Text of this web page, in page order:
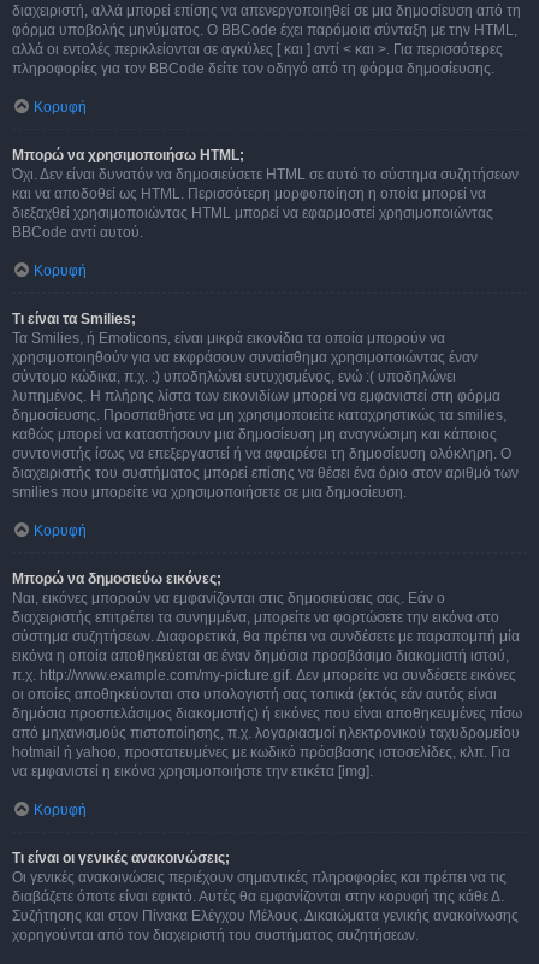
διαχειριστή, αλλά μπορεί επίσης να απενεργοποιηθεί σε μια δημοσίευση από τη
φόρμα υποβολής μηνύματος. Ο BBCode έχει παρόμοια σύνταξη με την HTML,
αλλά οι εντολές περικλείονται σε αγκύλες [ και ] αντί < και >. Για περισσότερες
πληροφορίες για τον BBCode δείτε τον οδηγό από τη φόρμα δημοσίευσης.
Κορυφή
Μπορώ να χρησιμοποιήσω HTML;
Όχι. Δεν είναι δυνατόν να δημοσιεύσετε HTML σε αυτό το σύστημα συζητήσεων
και να αποδοθεί ως HTML. Περισσότερη μορφοποίηση η οποία μπορεί να
διεξαχθεί χρησιμοποιώντας HTML μπορεί να εφαρμοστεί χρησιμοποιώντας
BBCode αντί αυτού.
Κορυφή
Τι είναι τα Smilies;
Τα Smilies, ή Emoticons, είναι μικρά εικονίδια τα οποία μπορούν να
χρησιμοποιηθούν για να εκφράσουν συναίσθημα χρησιμοποιώντας έναν
σύντομο κώδικα, π.χ. :) υποδηλώνει ευτυχισμένος, ενώ :( υποδηλώνει
λυπημένος. Η πλήρης λίστα των εικονιδίων μπορεί να εμφανιστεί στη φόρμα
δημοσίευσης. Προσπαθήστε να μη χρησιμοποιείτε καταχρηστικώς τα smilies,
καθώς μπορεί να καταστήσουν μια δημοσίευση μη αναγνώσιμη και κάποιος
συντονιστής ίσως να επεξεργαστεί ή να αφαιρέσει τη δημοσίευση ολόκληρη. Ο
διαχειριστής του συστήματος μπορεί επίσης να θέσει ένα όριο στον αριθμό των
smilies που μπορείτε να χρησιμοποιήσετε σε μια δημοσίευση.
Κορυφή
Μπορώ να δημοσιεύω εικόνες;
Ναι, εικόνες μπορούν να εμφανίζονται στις δημοσιεύσεις σας. Εάν ο
διαχειριστής επιτρέπει τα συνημμένα, μπορείτε να φορτώσετε την εικόνα στο
σύστημα συζητήσεων. Διαφορετικά, θα πρέπει να συνδέσετε με παραπομπή μία
εικόνα η οποία αποθηκεύεται σε έναν δημόσια προσβάσιμο διακομιστή ιστού,
π.χ. http://www.example.com/my-picture.gif. Δεν μπορείτε να συνδέσετε εικόνες
οι οποίες αποθηκεύονται στο υπολογιστή σας τοπικά (εκτός εάν αυτός είναι
δημόσια προσπελάσιμος διακομιστής) ή εικόνες που είναι αποθηκευμένες πίσω
από μηχανισμούς πιστοποίησης, π.χ. λογαριασμοί ηλεκτρονικού ταχυδρομείου
hotmail ή yahoo, προστατευμένες με κωδικό πρόσβασης ιστοσελίδες, κλπ. Για
να εμφανιστεί η εικόνα χρησιμοποιήστε την ετικέτα [img].
Κορυφή
Τι είναι οι γενικές ανακοινώσεις;
Οι γενικές ανακοινώσεις περιέχουν σημαντικές πληροφορίες και πρέπει να τις
διαβάζετε όποτε είναι εφικτό. Αυτές θα εμφανίζονται στην κορυφή της κάθε Δ.
Συζήτησης και στον Πίνακα Ελέγχου Μέλους. Δικαιώματα γενικής ανακοίνωσης
χορηγούνται από τον διαχειριστή του συστήματος συζητήσεων.